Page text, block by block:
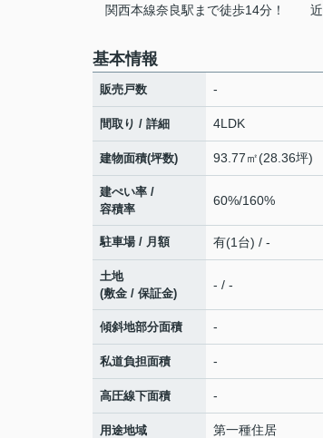
関西本線奈良駅まで徒歩14分！
基本情報
販売戸数 -
間取り / 詳細 4LDK
建物面積(坪数) 93.77㎡(28.36坪)
建ぺい率 /
容積率
60%/160%
駐車場 / 月額 有(1台) / -
土地
(敷金 / 保証金)
- / -
傾斜地部分面積 -
私道負担面積 -
高圧線下面積 -
用途地域 第一種住居